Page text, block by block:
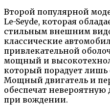
Второй популярной
Le-Seyde, которая
стильным внешним
классические
привлекательной
мощный и
который порадует
Мощный двигатель и
обеспечат
при вождении.